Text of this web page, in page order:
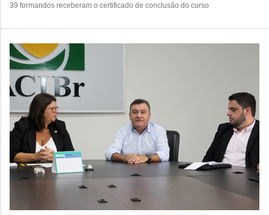
39 formandos receberam o certificado de conclusão do curso